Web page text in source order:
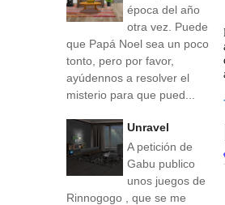
época del año
otra vez. Puede
que Papá Noel sea un poco
tonto, pero por favor,
ayúdennos a resolver el
misterio para que pued...
Unravel
A petición de
Gabu publico
unos juegos de
Rinnogogo , que se me